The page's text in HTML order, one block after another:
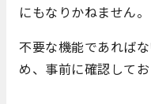
にもなりかねません。
不要な機能であれば
め、事前に確認してお